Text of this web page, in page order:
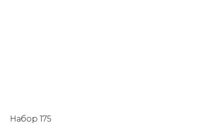
Набор 175